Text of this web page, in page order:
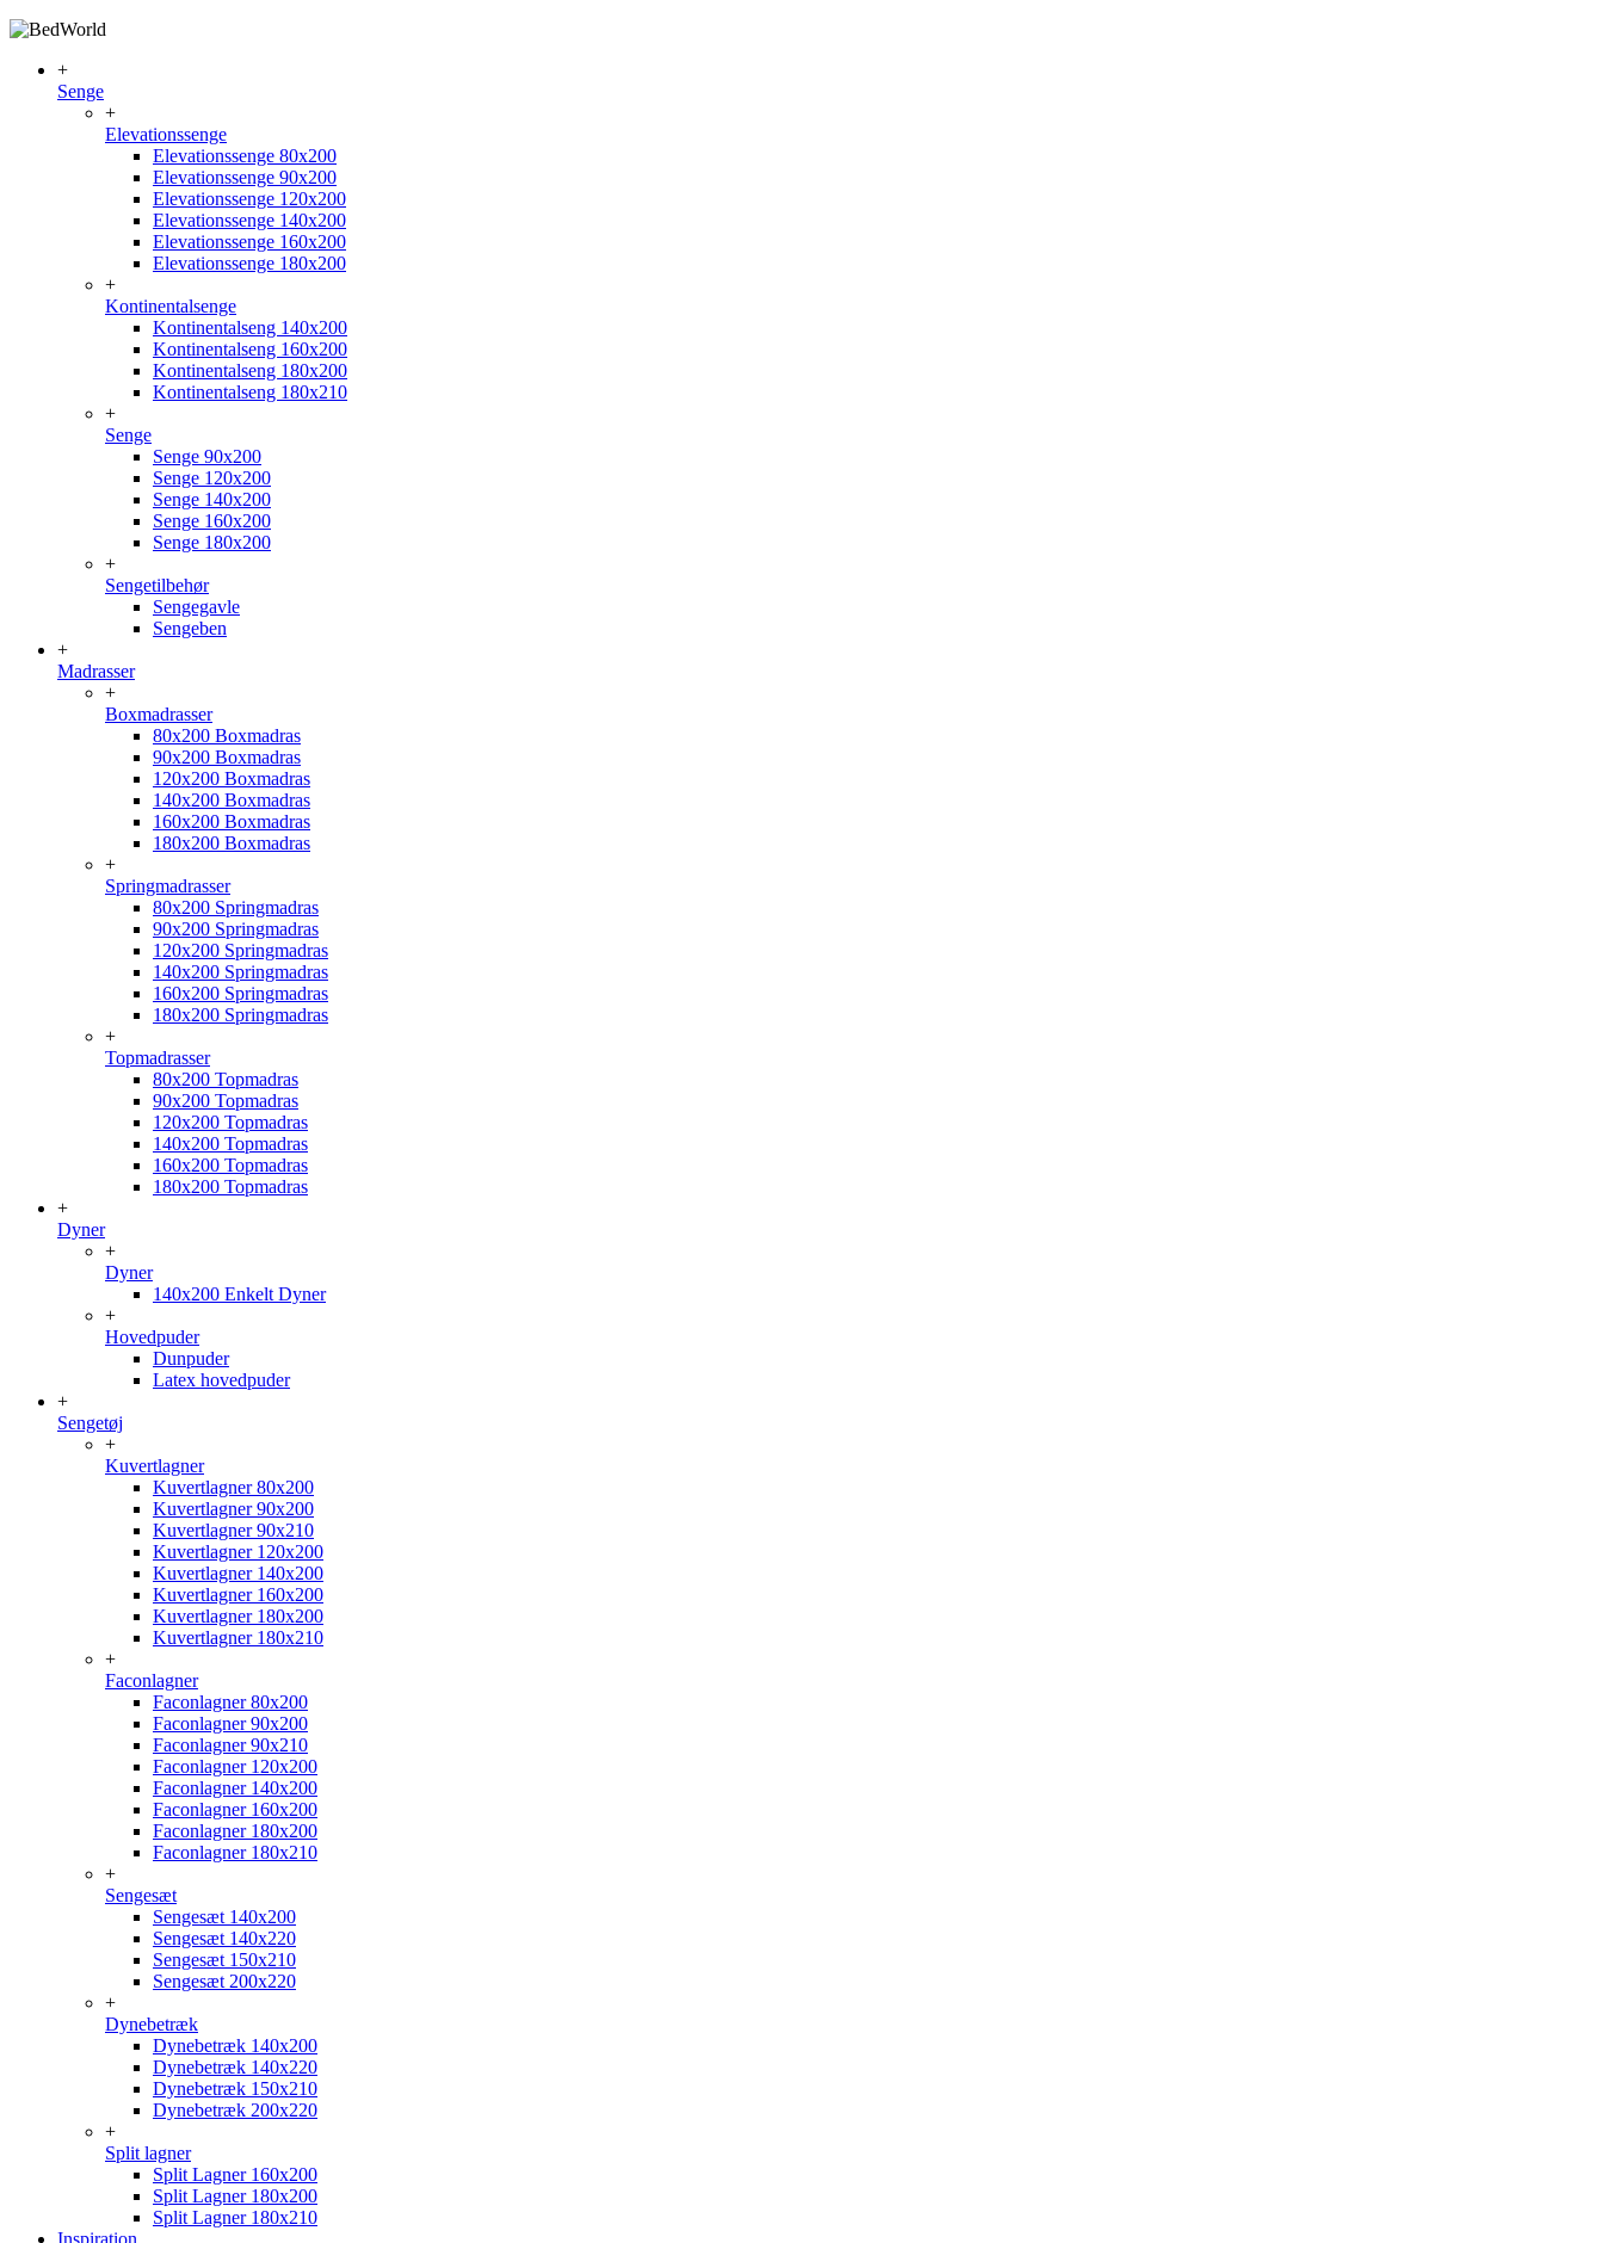
+
Senge
+
Elevationssenge
Elevationssenge 80x200
Elevationssenge 90x200
Elevationssenge 120x200
Elevationssenge 140x200
Elevationssenge 160x200
Elevationssenge 180x200
+
Kontinentalsenge
Kontinentalseng 140x200
Kontinentalseng 160x200
Kontinentalseng 180x200
Kontinentalseng 180x210
+
Senge
Senge 90x200
Senge 120x200
Senge 140x200
Senge 160x200
Senge 180x200
+
Sengetilbehør
Sengegavle
Sengeben
+
Madrasser
+
Boxmadrasser
80x200 Boxmadras
90x200 Boxmadras
120x200 Boxmadras
140x200 Boxmadras
160x200 Boxmadras
180x200 Boxmadras
+
Springmadrasser
80x200 Springmadras
90x200 Springmadras
120x200 Springmadras
140x200 Springmadras
160x200 Springmadras
180x200 Springmadras
+
Topmadrasser
80x200 Topmadras
90x200 Topmadras
120x200 Topmadras
140x200 Topmadras
160x200 Topmadras
180x200 Topmadras
+
Dyner
+
Dyner
140x200 Enkelt Dyner
+
Hovedpuder
Dunpuder
Latex hovedpuder
+
Sengetøj
+
Kuvertlagner
Kuvertlagner 80x200
Kuvertlagner 90x200
Kuvertlagner 90x210
Kuvertlagner 120x200
Kuvertlagner 140x200
Kuvertlagner 160x200
Kuvertlagner 180x200
Kuvertlagner 180x210
+
Faconlagner
Faconlagner 80x200
Faconlagner 90x200
Faconlagner 90x210
Faconlagner 120x200
Faconlagner 140x200
Faconlagner 160x200
Faconlagner 180x200
Faconlagner 180x210
+
Sengesæt
Sengesæt 140x200
Sengesæt 140x220
Sengesæt 150x210
Sengesæt 200x220
+
Dynebetræk
Dynebetræk 140x200
Dynebetræk 140x220
Dynebetræk 150x210
Dynebetræk 200x220
+
Split lagner
Split Lagner 160x200
Split Lagner 180x200
Split Lagner 180x210
Inspiration